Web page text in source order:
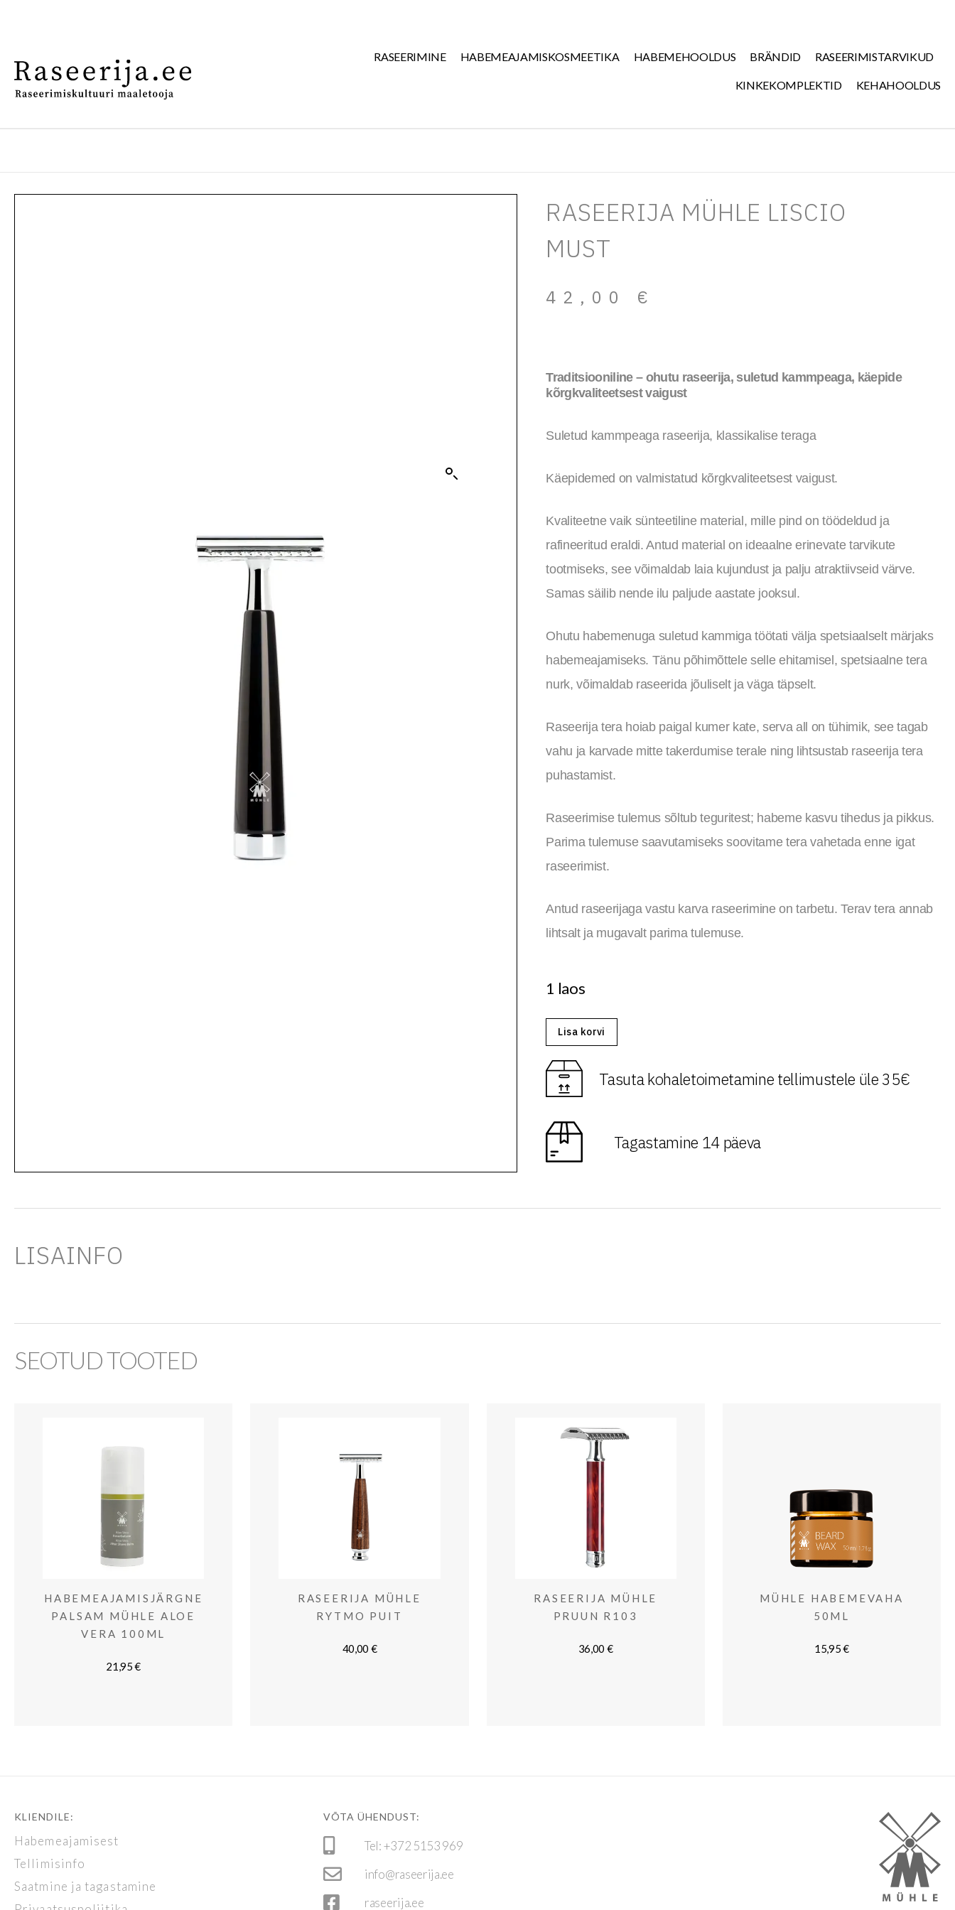
RASEERIMINE HABEMEAJAMISKOSMEETIKA HABEMEHOOLDUS BRÄNDID RASEERIMISTARVIKUD
KINKEKOMPLEKTID KEHAHOOLDUS
RASEERIJA MÜHLE LISCIO
MUST
42,00 €
Traditsiooniline – ohutu raseerija, suletud kammpeaga, käepide
kõrgkvaliteetsest vaigust
Suletud kammpeaga raseerija, klassikalise teraga
Käepidemed on valmistatud kõrgkvaliteetsest vaigust.
Kvaliteetne vaik sünteetiline material, mille pind on töödeldud ja
rafineeritud eraldi. Antud material on ideaalne erinevate tarvikute
tootmiseks, see võimaldab laia kujundust ja palju atraktiivseid värve.
Samas säilib nende ilu paljude aastate jooksul.
Ohutu habemenuga suletud kammiga töötati välja spetsiaalselt märjaks
habemeajamiseks. Tänu põhimõttele selle ehitamisel, spetsiaalne tera
nurk, võimaldab raseerida jõuliselt ja väga täpselt.
Raseerija tera hoiab paigal kumer kate, serva all on tühimik, see tagab
vahu ja karvade mitte takerdumise terale ning lihtsustab raseerija tera
puhastamist.
Raseerimise tulemus sõltub teguritest; habeme kasvu tihedus ja pikkus.
Parima tulemuse saavutamiseks soovitame tera vahetada enne igat
raseerimist.
Antud raseerijaga vastu karva raseerimine on tarbetu. Terav tera annab
lihtsalt ja mugavalt parima tulemuse.
1 laos
Lisa korvi
Tasuta kohaletoimetamine tellimustele üle 35€
Tagastamine 14 päeva
LISAINFO
SEOTUD TOOTED
HABEMEAJAMISJÄRGNE
PALSAM MÜHLE ALOE
VERA 100ML
21,95€
RASEERIJA MÜHLE
RYTMO PUIT
40,00 €
RASEERIJA MÜHLE
PRUUN R103
36,00 €
MÜHLE HABEMEVAHA
50ML
15,95€
KLIENDILE:
Habemeajamisest
Tellimisinfo
Saatmine ja tagastamine
VÕTA ÜHENDUST:
Tel: +372 5153 969
info@raseerija.ee
raseerija.ee